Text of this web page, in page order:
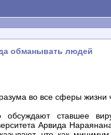
обманывать людей
во все сферы
ставшее
Арвида